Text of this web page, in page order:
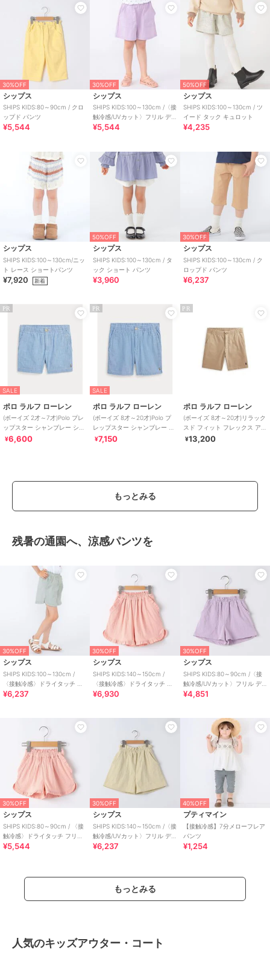
30%OFF
シップス
SHIPS KIDS:80～90cm / クロ
ップド パンツ
¥5,544
30%OFF
シップス
SHIPS KIDS:100～130cm /〈接
触冷感/UVカット〉フリル デ
イリー ショーツ
¥5,544
50%OFF
シップス
SHIPS KIDS:100～130cm / ツ
イード タック キュロット
¥4,235
シップス
SHIPS KIDS:100～130cm/ニッ
ト レース ショートパンツ
¥7,920 新着
50%OFF
シップス
SHIPS KIDS:100～130cm / タ
ック ショート パンツ
¥3,960
30%OFF
シップス
SHIPS KIDS:100～130cm / ク
ロップド パンツ
¥6,237
PR
SALE
ポロ ラルフ ローレン
(ボーイズ 2才～7才)Polo プレ
ップスター シャンブレー ショ
ートパンツ
¥6,600
PR
SALE
ポロ ラルフ ローレン
(ボーイズ 8才～20才)Polo プ
レップスター シャンブレー シ
ョートパンツ
¥7,150
PR
ポロ ラルフ ローレン
(ボーイズ 8才～20才)リラック
スド フィット フレックス アブ
レージョン ツ
¥13,200
もっとみる
残暑の通園へ、涼感パンツを
30%OFF
シップス
SHIPS KIDS:100～130cm /
〈接触冷感〉ドライタッチ フ
リル ショート パンツ
¥6,237
30%OFF
シップス
SHIPS KIDS:140～150cm /
〈接触冷感〉ドライタッチ フ
リル ショート パンツ
¥6,930
30%OFF
シップス
SHIPS KIDS:80～90cm /〈接
触冷感/UVカット〉フリル デ
イリー ショーツ
¥4,851
30%OFF
シップス
SHIPS KIDS:80～90cm / 〈接
触冷感〉ドライタッチ フリル
ショート パンツ
¥5,544
30%OFF
シップス
SHIPS KIDS:140～150cm /〈接
触冷感/UVカット〉フリル デ
イリー ショーツ
¥6,237
40%OFF
プティマイン
【接触冷感】7分メローフレア
パンツ
¥1,254
もっとみる
人気のキッズアウター・コート